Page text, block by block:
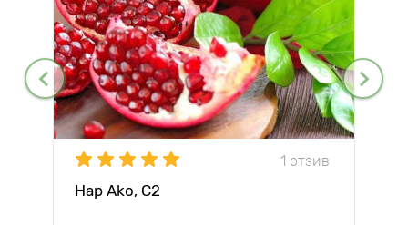
1 отзив
Нар Ako, С2